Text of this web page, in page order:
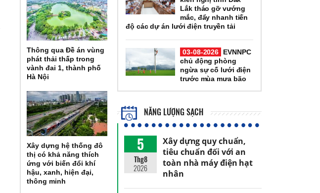
Thông qua Đề án vùng
phát thải thấp trong
vành đai 1, thành phố
Hà Nội
Xây dựng hệ thống đô
thị có khả năng thích
ứng với biến đổi khí
hậu, xanh, hiện đại,
thông minh
Lắk tháo gỡ vướng
mắc, đẩy nhanh tiến
độ các dự án lưới điện truyền tải
03-08-2026
EVNNPC
chủ động phòng
ngừa sự cố lưới điện
trước mùa mưa bão
NĂNG LƯỢNG SẠCH
5
Thg8
2026
Xây dựng quy chuẩn,
tiêu chuẩn đối với an
toàn nhà máy điện hạt
nhân